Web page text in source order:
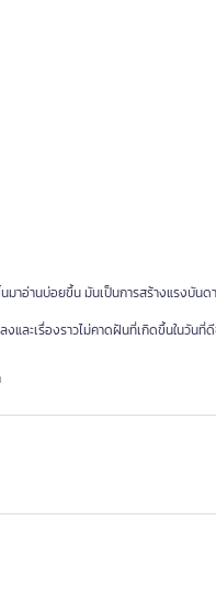
อ่านบ่อยขึ้น มันเป็นการสร้างแรงบันดา
และเรื่องราวไม่คาดฝันที่เกิดขึ้นในวั